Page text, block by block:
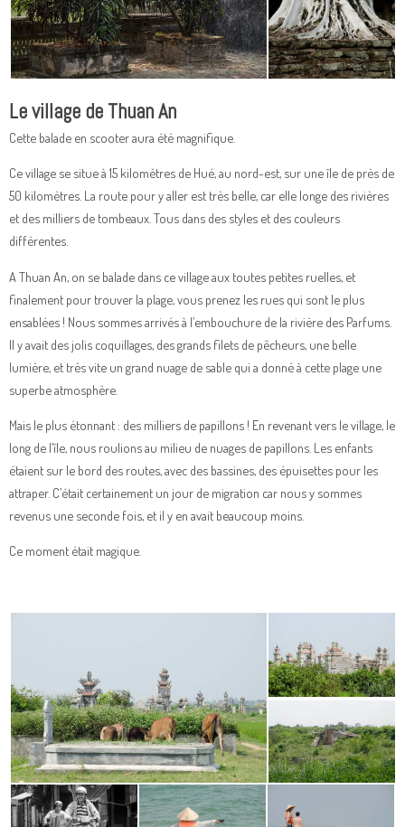
Le village de Thuan An
Cette balade en scooter aura été magnifique.
Ce village se situe à 15 kilomètres de Hué, au nord-est, sur une île de près de
50 kilomètres. La route pour y aller est très belle, car elle longe des rivières
et des milliers de tombeaux. Tous dans des styles et des couleurs
différentes.
A Thuan An, on se balade dans ce village aux toutes petites ruelles, et
finalement pour trouver la plage, vous prenez les rues qui sont le plus
ensablées ! Nous sommes arrivés à l’embouchure de la rivière des Parfums.
Il y avait des jolis coquillages, des grands filets de pêcheurs, une belle
lumière, et très vite un grand nuage de sable qui a donné à cette plage une
superbe atmosphère.
Mais le plus étonnant : des milliers de papillons ! En revenant vers le village, le
long de l’île, nous roulions au milieu de nuages de papillons. Les enfants
étaient sur le bord des routes, avec des bassines, des épuisettes pour les
attraper. C’était certainement un jour de migration car nous y sommes
revenus une seconde fois, et il y en avait beaucoup moins.
Ce moment était magique.